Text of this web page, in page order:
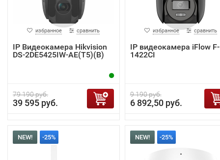
избранное сравнить
IP Видеокамера Hikvision
DS-2DE5425IW-AE(T5)(B)
79 190 руб.
39 595 руб.
избранное сравнить
IP видеокамера iFlow
1422CI
9 190 руб.
6 892,50 руб.
NEW! -25% NEW! -25%